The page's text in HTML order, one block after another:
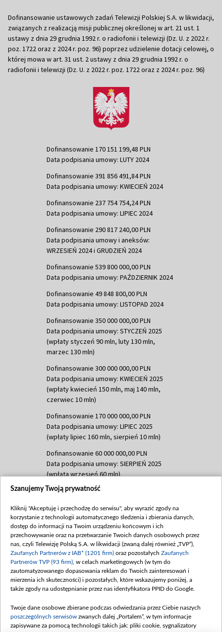
Dofinansowanie ustawowych zadań Telewizji Polskiej S.A. w likwidacji,
związanych z realizacją misji publicznej określonej w art. 21 ust. 1
ustawy z dnia 29 grudnia 1992 r. o radiofonii i telewizji (Dz. U. z 2022 r.
poz. 1722 oraz z 2024 r. poz. 96) poprzez udzielenie dotacji celowej, o
której mowa w art. 31 ust. 2 ustawy z dnia 29 grudnia 1992 r. o
radiofonii i telewizji (Dz. U. z 2022 r. poz. 1722 oraz z 2024 r. poz. 96)
Dofinansowanie 170 151 199,48 PLN
Data podpisania umowy: LUTY 2024
Dofinansowanie 391 856 491,84 PLN
Data podpisania umowy: KWIECIEŃ 2024
Dofinansowanie 237 754 754,24 PLN
Data podpisania umowy: LIPIEC 2024
Dofinansowanie 290 817 240,00 PLN
Data podpisania umowy i aneksów:
WRZESIEŃ 2024 i GRUDZIEŃ 2024
Dofinansowanie 539 800 000,00 PLN
Data podpisania umowy: PAŹDZIERNIK 2024
Dofinansowanie 49 848 800,00 PLN
Data podpisania umowy: LISTOPAD 2024
Dofinansowanie 350 000 000,00 PLN
Data podpisania umowy: STYCZEŃ 2025
(wpłaty styczeń 90 mln, luty 130 mln,
marzec 130 mln)
Dofinansowanie 300 000 000,00 PLN
Data podpisania umowy: KWIECIEŃ 2025
(wpłaty kwiecień 150 mln, maj 140 mln,
czerwiec 10 mln)
Dofinansowanie 170 000 000,00 PLN
Data podpisania umowy: LIPIEC 2025
(wpłaty lipiec 160 mln, sierpień 10 mln)
Dofinansowanie 60 000 000,00 PLN
Data podpisania umowy: SIERPIEŃ 2025
(wpłata wrzesień 60 mln)
Dofinansowanie 635 783 051,21 PLN
(wpłata wrzesień 100 mln, październik 350
mln, listopad 265 mln)
Dofinansowanie 48 862 000,00 PLN
Data podpisania umowy: GRUDZIEŃ 2025
(wpłata grudzień 60,548 mln)
Dofinansowanie 900 000 000,00 PLN
Data podpisania umowy: LUTY 2026 (wpłata
kwiecień 180 mln, 7 maja 180 mln, 8
czerwca 90 mln)
Szanujemy Twoją prywatność
Kliknij "Akceptuję i przechodzę do serwisu", aby wyrazić zgody na
korzystanie z technologii automatycznego śledzenia i zbierania danych,
dostęp do informacji na Twoim urządzeniu końcowym i ich
przechowywanie oraz na przetwarzanie Twoich danych osobowych przez
nas, czyli Telewizję Polską S.A. w likwidacji (zwaną dalej również „TVP”),
Zaufanych Partnerów z IAB* (1201 firm) oraz pozostałych Zaufanych
Partnerów TVP (93 firm) , w celach marketingowych (w tym do
zautomatyzowanego dopasowania reklam do Twoich zainteresowań i
mierzenia ich skuteczności) i pozostałych, które wskazujemy poniżej, a
także zgody na udostępnianie przez nas identyfikatora PPID do Google.
Twoje dane osobowe zbierane podczas odwiedzania przez Ciebie naszych
poszczególnych serwisów zwanych dalej „Portalem”, w tym informacje
zapisywane za pomocą technologii takich jak: pliki cookie, sygnalizatory